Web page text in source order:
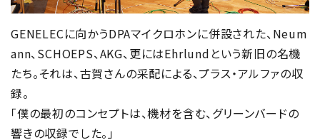
GENELECに向かうDPAマイクロホンに併設された、Neum
ann、SCHOEPS、AKG、更にはEhrlundという新旧の名機
たち。それは、古賀さんの采配による、プラス・アルファの収
録。
「僕の最初のコンセプトは、機材を含む、グリーンバードの
響きの収録でした。」